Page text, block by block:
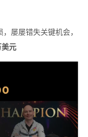
屡屡错失关键机会，
元